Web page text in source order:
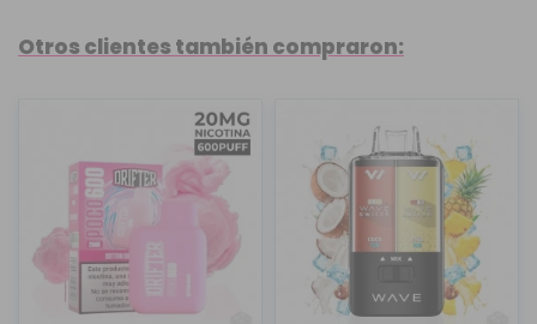
Otros clientes también compraron: